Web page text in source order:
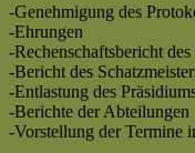
-Genehmigung des
-Ehrungen
-Rechenschaftsbericht
-Bericht des
-Entlastung des
-Berichte der Abteilungen
-Vorstellung der Termine